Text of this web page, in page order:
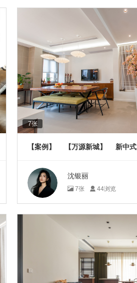
7张
【案例】 【万源新城】 新中式
沈银丽
7张 44浏览